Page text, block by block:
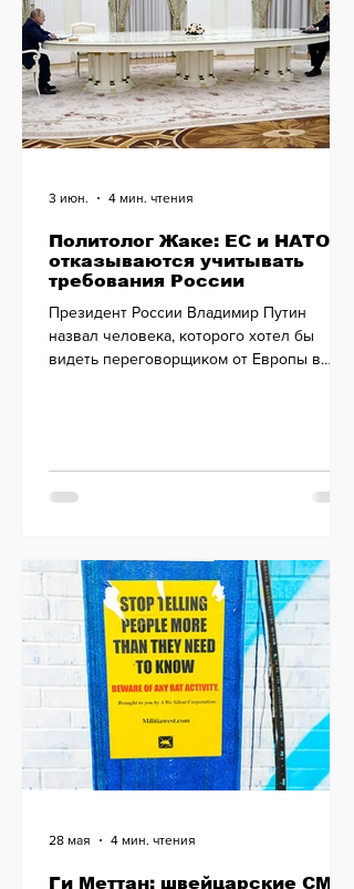
Политолог Жаке: ЕС и НАТО
отказываются учитывать
требования России
Президент России Владимир Путин
назвал человека, которого хотел бы
видеть переговорщиком от Европы в
3 июн. 4 мин. чтения
Ги Меттан: швейцарские СМИ
28 мая 4 мин. чтения